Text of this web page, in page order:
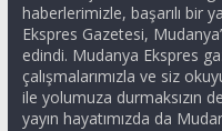
haberlerimizle, başarılı bir
Ekspres Gazetesi,
edindi. Mudanya Ekspres
çalışmalarımızla ve siz
ile yolumuza durmaksızın
yayın hayatımızda da